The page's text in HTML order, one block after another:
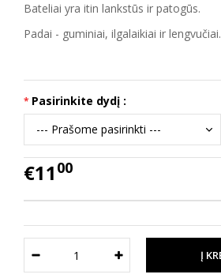
Bateliai yra itin lankstūs ir patogūs.
Padai - guminiai, ilgalaikiai ir lengvučiai.
Pasirinkite dydį :
€11 00